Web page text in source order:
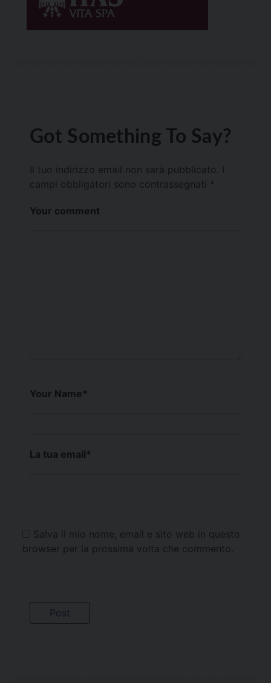
Got Something To Say?
Il tuo indirizzo email non sarà pubblicato.
campi obbligatori sono contrassegnati *
Your comment
Your Name*
La tua email*
Salva il mio nome, email e sito web in questo
browser per la prossima volta che commento.